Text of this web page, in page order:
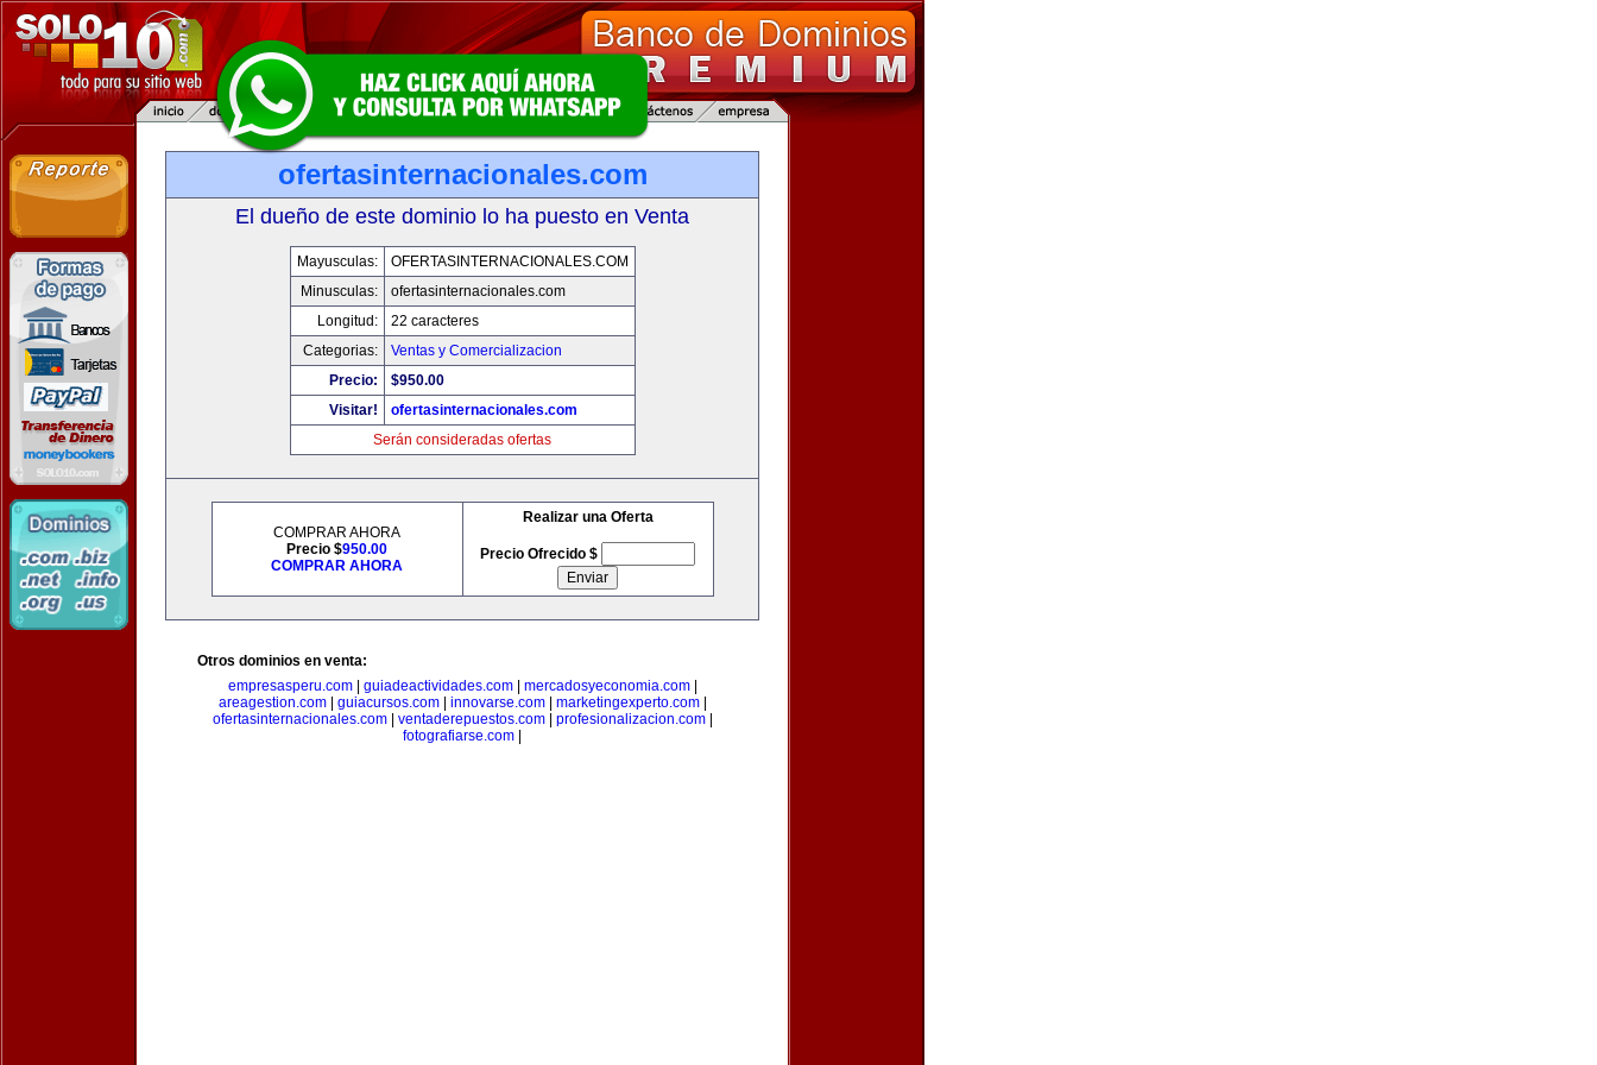
ofertasinternacionales.com
El dueño de este dominio lo ha puesto en Venta
Mayusculas:
OFERTASINTERNACIONALES.COM
Minusculas:
ofertasinternacionales.com
Longitud:
22 caracteres
Categorias:
Ventas y Comercializacion
Precio:
$950.00
Visitar!
ofertasinternacionales.com
Serán consideradas ofertas
COMPRAR AHORA
Precio $950.00
COMPRAR AHORA
Realizar una Oferta
Precio Ofrecido $
Otros dominios en venta:
empresasperu.com| guiadeactividades.com| mercadosyeconomia.com|
areagestion.com| guiacursos.com| innovarse.com| marketingexperto.com|
ofertasinternacionales.com| ventaderepuestos.com| profesionalizacion.com|
fotografiarse.com